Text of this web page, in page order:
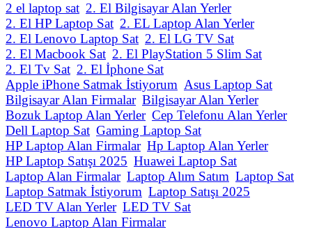
2 el laptop sat 2. El Bilgisayar Alan Yerler
2. El HP Laptop Sat 2. EL Laptop Alan Yerler
2. El Lenovo Laptop Sat 2. El LG TV Sat
2. El Macbook Sat 2. El PlayStation 5 Slim Sat
2. El Tv Sat 2. El İphone Sat
Apple iPhone Satmak İstiyorum Asus Laptop Sat
Bilgisayar Alan Firmalar Bilgisayar Alan Yerler
Bozuk Laptop Alan Yerler Cep Telefonu Alan Yerler
Dell Laptop Sat Gaming Laptop Sat
HP Laptop Alan Firmalar Hp Laptop Alan Yerler
HP Laptop Satışı 2025 Huawei Laptop Sat
Laptop Alan Firmalar Laptop Alım Satım Laptop Sat
Laptop Satmak İstiyorum Laptop Satışı 2025
LED TV Alan Yerler LED TV Sat
Lenovo Laptop Alan Firmalar